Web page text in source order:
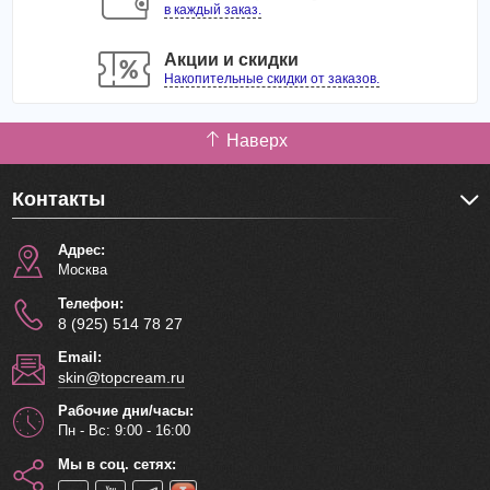
в каждый заказ.
Акции и скидки
Накопительные скидки от заказов.
Наверх
Контакты
Адрес:
Москва
Телефон:
8 (925) 514 78 27
Email:
skin@topcream.ru
Рабочие дни/часы:
Пн - Вс: 9:00 - 16:00
Мы в соц. сетях: